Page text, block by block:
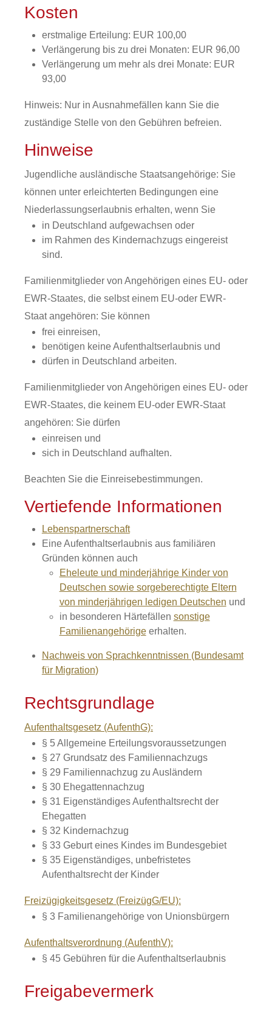
Kosten
erstmalige Erteilung: EUR 100,00
Verlängerung bis zu drei Monaten: EUR 96,00
Verlängerung um mehr als drei Monate: EUR
93,00
Hinweis: Nur in Ausnahmefällen kann Sie die
zuständige Stelle von den Gebühren befreien.
Hinweise
Jugendliche ausländische Staatsangehörige: Sie
können unter erleichterten Bedingungen eine
Niederlassungserlaubnis erhalten, wenn Sie
in Deutschland aufgewachsen oder
im Rahmen des Kindernachzugs eingereist
sind.
Familienmitglieder von Angehörigen eines EU- oder
EWR-Staates, die selbst einem EU-oder EWR-
Staat angehören: Sie können
frei einreisen,
benötigen keine Aufenthaltserlaubnis und
dürfen in Deutschland arbeiten.
Familienmitglieder von Angehörigen eines EU- oder
EWR-Staates, die keinem EU-oder EWR-Staat
angehören: Sie dürfen
einreisen und
sich in Deutschland aufhalten.
Beachten Sie die Einreisebestimmungen.
Vertiefende Informationen
Lebenspartnerschaft
Eine Aufenthaltserlaubnis aus familiären
Gründen können auch
Eheleute und minderjährige Kinder von
Deutschen sowie sorgeberechtigte Eltern
von minderjährigen ledigen Deutschen und
in besonderen Härtefällen sonstige
Familienangehörigeerhalten.
Nachweis von Sprachkenntnissen (Bundesamt
für Migration)
Rechtsgrundlage
Aufenthaltsgesetz (AufenthG):
§ 5 Allgemeine Erteilungsvoraussetzungen
§ 27 Grundsatz des Familiennachzugs
§ 29 Familiennachzug zu Ausländern
§ 30 Ehegattennachzug
§ 31 Eigenständiges Aufenthaltsrecht der
Ehegatten
§ 32 Kindernachzug
§ 33 Geburt eines Kindes im Bundesgebiet
§ 35 Eigenständiges, unbefristetes
Aufenthaltsrecht der Kinder
Freizügigkeitsgesetz (FreizügG/EU):
§ 3 Familienangehörige von Unionsbürgern
Aufenthaltsverordnung (AufenthV):
§ 45 Gebühren für die Aufenthaltserlaubnis
Freigabevermerk